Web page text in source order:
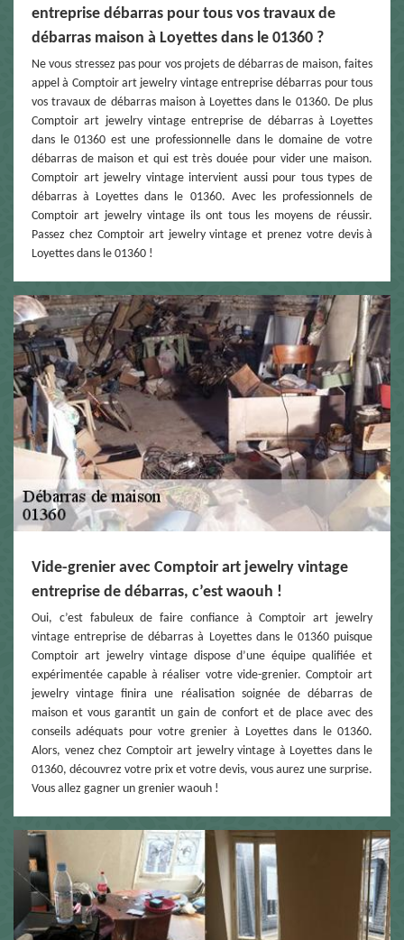
entreprise débarras pour tous vos travaux de
débarras maison à Loyettes dans le 01360 ?
Ne vous stressez pas pour vos projets de débarras de maison, faites
appel à Comptoir art jewelry vintage entreprise débarras pour tous
vos travaux de débarras maison à Loyettes dans le 01360. De plus
Comptoir art jewelry vintage entreprise de débarras à Loyettes
dans le 01360 est une professionnelle dans le domaine de votre
débarras de maison et qui est très douée pour vider une maison.
Comptoir art jewelry vintage intervient aussi pour tous types de
débarras à Loyettes dans le 01360. Avec les professionnels de
Comptoir art jewelry vintage ils ont tous les moyens de réussir.
Passez chez Comptoir art jewelry vintage et prenez votre devis à
Loyettes dans le 01360 !
Vide-grenier avec Comptoir art jewelry vintage
entreprise de débarras, c’est waouh !
Oui, c’est fabuleux de faire confiance à Comptoir art jewelry
vintage entreprise de débarras à Loyettes dans le 01360 puisque
Comptoir art jewelry vintage dispose d’une équipe qualifiée et
expérimentée capable à réaliser votre vide-grenier. Comptoir art
jewelry vintage finira une réalisation soignée de débarras de
maison et vous garantit un gain de confort et de place avec des
conseils adéquats pour votre grenier à Loyettes dans le 01360.
Alors, venez chez Comptoir art jewelry vintage à Loyettes dans le
01360, découvrez votre prix et votre devis, vous aurez une surprise.
Vous allez gagner un grenier waouh !